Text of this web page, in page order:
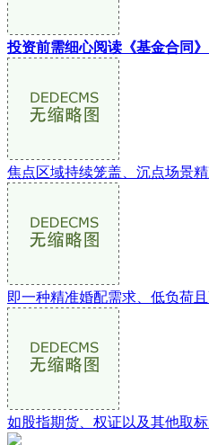
投资前需细心阅读《基金合同
焦点区域持续笼盖、沉点场景
即一种精准婚配需求、低负荷
如股指期货、权证以及其他取